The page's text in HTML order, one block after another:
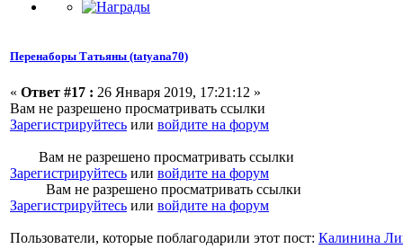
Перенаборы Татьяны (tatyana70)
« Ответ #17 : 26 Января 2019, 17:21:12 »
Вам не разрешено просматривать ссылки
Зарегистрируйтесь или войдите на форум
Вам не разрешено просматривать ссылки
Зарегистрируйтесь или войдите на форум
Вам не разрешено просматривать ссылки
Зарегистрируйтесь или войдите на форум
Пользователи, которые поблагодарили этот пост: Калинина